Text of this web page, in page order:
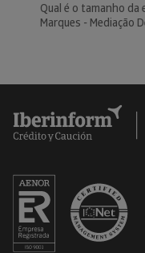
Qual é o tamanho da
Marques - Mediação